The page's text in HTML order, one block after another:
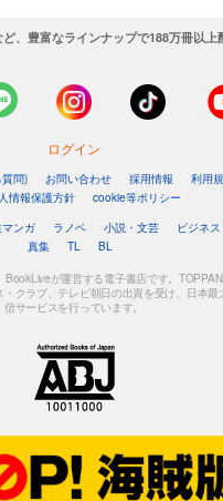
)
を表示する
経済 2025/8/23号
)
表示する
経済 2025/8/9-16合併号
経済 2025/8/2号
、豊富なラインナップで188万冊以上
ログイン
問) お問い合わせ 採用情報 利用
情報保護方針
cookie等ポリシー
ンガ ラノベ 小説・文芸 ビジネ
真集
TL BL
BookLiveが運営する電子書店です。
クラブ、テレビ朝日の出資を受け、日本最
信サービスを行っています。